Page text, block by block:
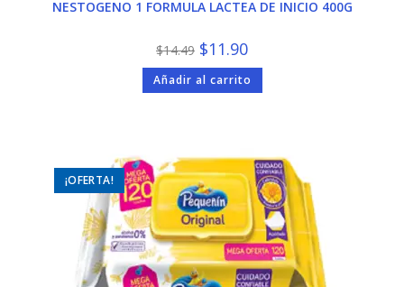
NESTOGENO 1 FORMULA LACTEA DE INICIO 400G
$14.49 El
precio
original
era:
$14.49.
$11.90El
actual
es:
$11.90.
Añadir al carrito
¡OFERTA!